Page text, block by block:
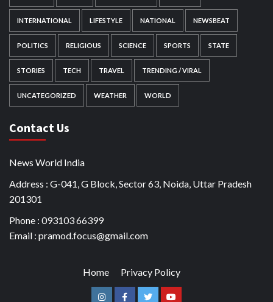
INTERNATIONAL LIFESTYLE NATIONAL NEWSBEAT
POLITICS RELIGIOUS SCIENCE SPORTS STATE
STORIES TECH TRAVEL TRENDING / VIRAL
UNCATEGORIZED WEATHER WORLD
Contact Us
News World India
Address : G-041, G Block, Sector 63, Noida, Uttar Pradesh
201301
Phone : 093103 66399
Email : pramod.focus@gmail.com
Home Privacy Policy